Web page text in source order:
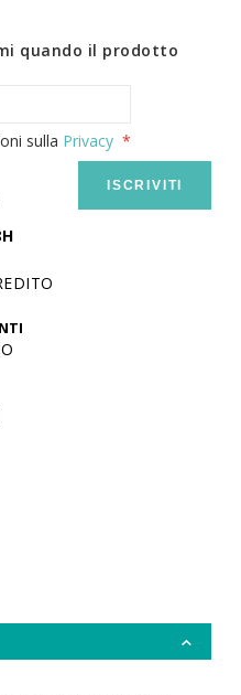
quando il prodotto
sulla Privacy
ISCRIVITI